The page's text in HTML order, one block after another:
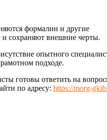
формалин и другие
сохраняют внешние черты.
опытного
подходе.
готовы ответить на
по адресу: https://morg-